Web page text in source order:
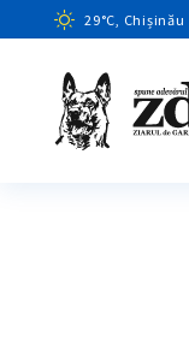
29°C, Chișinău